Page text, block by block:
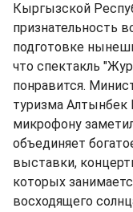
Кыргызской
признательность
подготовке
что спектакль
понравится.
туризма
микрофону
объединяет
выставки,
которых
восходящего